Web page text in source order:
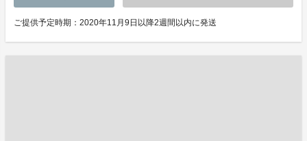
ご提供予定時期：2020年11月9日以降2週間以内に発送